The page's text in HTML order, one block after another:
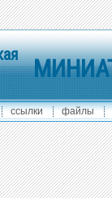
ссылки файлы